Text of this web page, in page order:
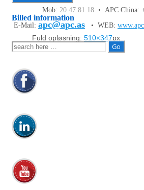
Billed information
Fuld opløsning: 510×347px
Mob: 20 47 81 18 • APC China:
E-Mail: apc@apc.as • WEB:
Søg